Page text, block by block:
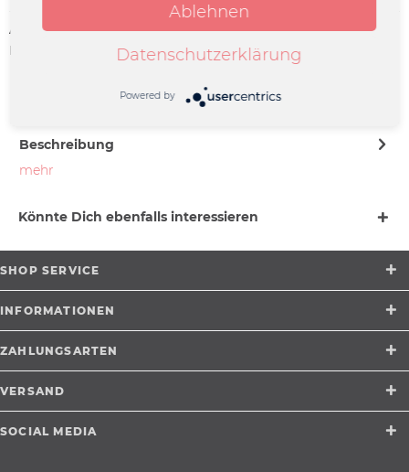
Artikel-Nr.:
CR-0002.2
Herstellerinfo:
Merchcowboy GmbH & Co. KG
Friedrich-Ebert-Straße 7 | 48153
Münster |
support@merchcowboy.com
Beschreibung
mehr
Könnte Dich ebenfalls interessieren
SHOP SERVICE
INFORMATIONEN
ZAHLUNGSARTEN
VERSAND
SOCIAL MEDIA
Ablehnen
Datenschutzerklärung
Powered by